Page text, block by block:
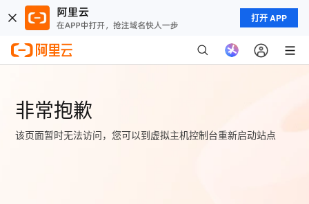
打开 APP
非常抱歉
该页面暂时无法访问，您可以到虚拟主机控制台重新启动站点